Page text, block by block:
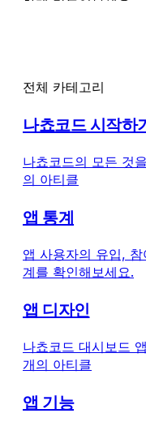
하게 만들어보세요.
전체 카테고리
나쵸코드 시작하
나쵸코드의 모든 것
의 아티클
앱 통계
앱 사용자의 유입,
계를 확인해보세요.
앱 디자인
나쵸코드 대시보드
개의 아티클
앱 기능